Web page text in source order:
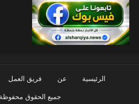
الرئيسية عن فريق العمل
جميع الحقوق محفوظة